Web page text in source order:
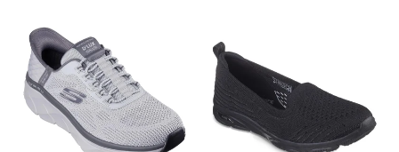
232446
GYCC
grå
herresko
BBK
sort
damesko